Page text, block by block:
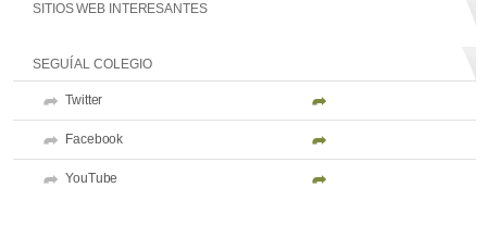
SITIOS WEB INTERESANTES
SEGUÍ AL COLEGIO
Twitter
Facebook
YouTube